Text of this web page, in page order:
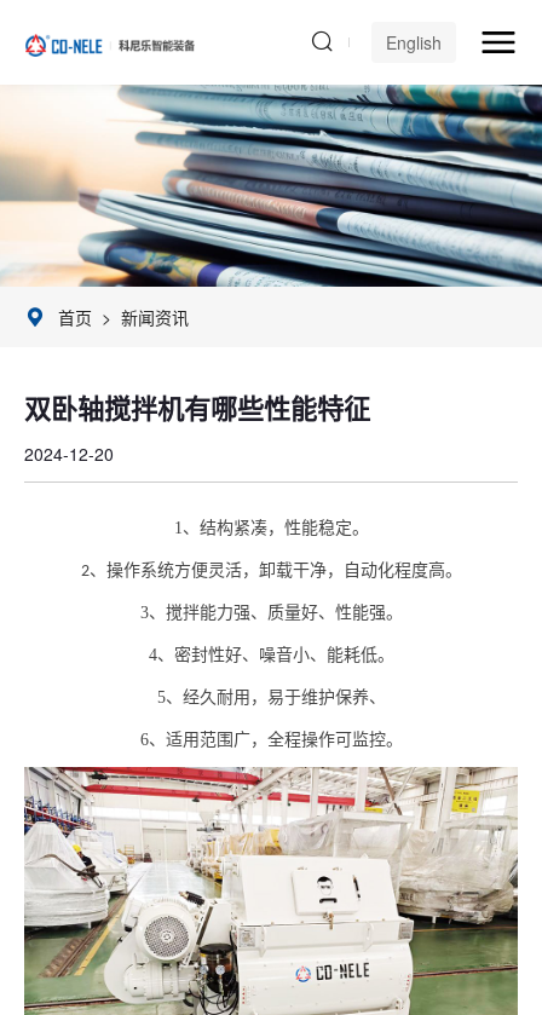
English
首页 > 新闻资讯
双卧轴搅拌机有哪些性能特征
2024-12-20
1、 结构紧凑，性能稳定。
2、 操作系统方便灵活，卸载干净，自动化程度高。
3、 搅拌能力强、质量好、性能强。
4、 密封性好、噪音小、能耗低。
5、 经久耐用，易于维护保养、
6、 适用范围广，全程操作可监控。